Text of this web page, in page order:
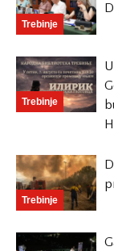
Trebinje
Trebinje
Trebinje